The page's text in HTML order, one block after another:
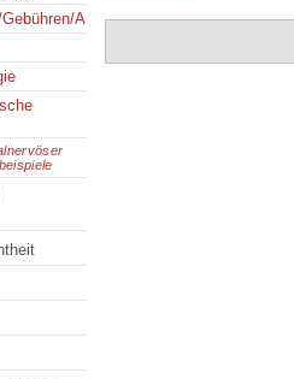
Gebühren/Ansprechpersonen